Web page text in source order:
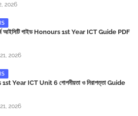
2026
আইসিটি গাইড Honours 1st Year ICT Guide PDF
2026
Year ICT Unit 6 গোপনীয়তা ও নিরাপত্তা Guide
2026